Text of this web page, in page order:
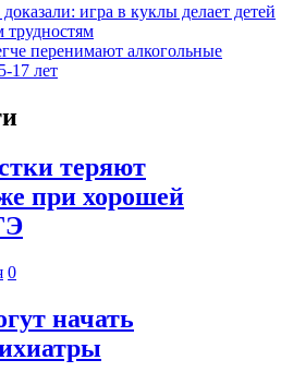
игра в куклы делает детей
перенимают алкогольные
17 лет
теряют
при хорошей
0
начать